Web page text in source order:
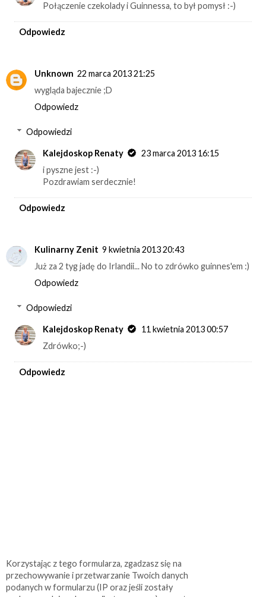
Połączenie czekolady i Guinnessa, to był pomysł :-)
Odpowiedz
Unknown 22 marca 2013 21:25
wygląda bajecznie ;D
Odpowiedz
Odpowiedzi
Kalejdoskop Renaty
23 marca 2013 16:15
i pyszne jest :-)
Pozdrawiam serdecznie!
Odpowiedz
Kulinarny Zenit 9 kwietnia 2013 20:43
Już za 2 tyg jadę do Irlandii... No to zdrówko guinnes'em :)
Odpowiedz
Odpowiedzi
Kalejdoskop Renaty
11 kwietnia 2013 00:57
Zdrówko;-)
Odpowiedz
Korzystając z tego formularza, zgadzasz się na
przechowywanie i przetwarzanie Twoich danych
podanych w formularzu (IP oraz jeśli zostały